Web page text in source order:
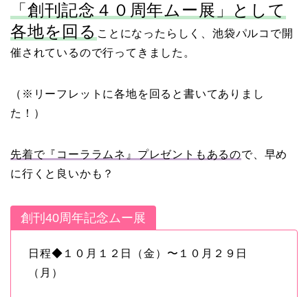
「創刊記念４０周年ムー展」として
各地を回る ことになったらしく、池袋パルコで開
催されているので行ってきました。
（※リーフレットに各地を回ると書いてありまし
た！）
先着で『コーララムネ』プレゼントもあるので、早め
に行くと良いかも？
創刊40周年記念ムー展
日程◆１０月１２日（金）〜１０月２９日
（月）